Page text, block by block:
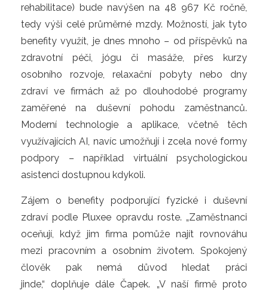
rehabilitace) bude navýšen na 48 967 Kč ročně,
tedy výši celé průměrné mzdy. Možností, jak tyto
benefity využít, je dnes mnoho – od příspěvků na
zdravotní péči, jógu či masáže, přes kurzy
osobního rozvoje, relaxační pobyty nebo dny
zdraví ve firmách až po dlouhodobé programy
zaměřené na duševní pohodu zaměstnanců.
Moderní technologie a aplikace, včetně těch
využívajících AI, navíc umožňují i zcela nové formy
podpory – například virtuální psychologickou
asistenci dostupnou kdykoli.
Zájem o benefity podporující fyzické i duševní
zdraví podle Pluxee opravdu roste. „Zaměstnanci
oceňují, když jim firma pomůže najít rovnováhu
mezi pracovním a osobním životem. Spokojený
člověk pak nemá důvod hledat práci
jinde,“ doplňuje dále Čapek. „V naší firmě proto